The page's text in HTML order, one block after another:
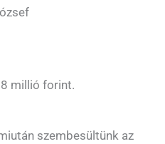
millió forint.
szembesültünk az